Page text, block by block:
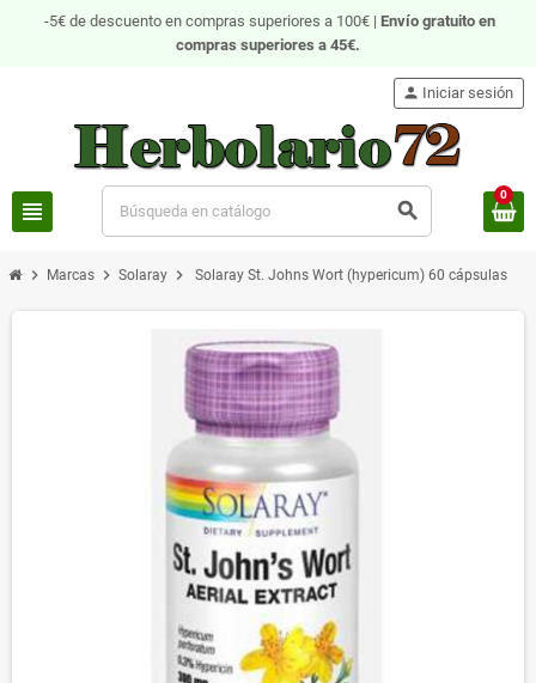
-5€ de descuento en compras superiores a 100€ | Envío gratuito en
compras superiores a 45€.
view_headline search
person Iniciar sesión
0
chevron_right Marcas chevron_right Solaray chevron_right Solaray St. Johns Wort (hypericum) 60 cápsulas